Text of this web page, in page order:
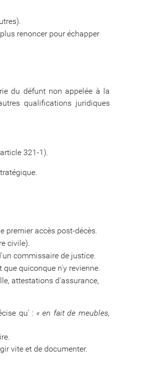
renoncer pour échapper
du défunt non appelée à la
qualifications juridiques
321-1).
premier accès post-décès.
civile).
commissaire de justice.
quiconque n'y revienne.
attestations d'assurance,
qu' : « en fait de meubles,
vite et de documenter.